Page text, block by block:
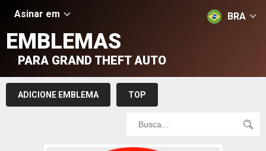
Asinar em BRA
EMBLEMAS
PARA GRAND THEFT AUTO
ADICIONE EMBLEMA TOP